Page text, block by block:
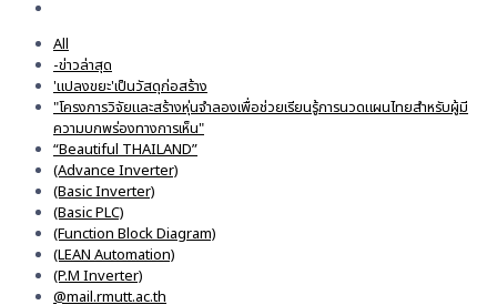
All
-ข่าวล่าสุด
'แปลงขยะ'เป็นวัสดุก่อสร้าง
"โครงการวิจัยและสร้างหุ่นจำลองเพื่อช่วยเรียนรู้การนวดแผนไทยสำหรับผู้มี
ความบกพร่องทางการเห็น"
“Beautiful THAILAND”
(Advance Inverter)
(Basic Inverter)
(Basic PLC)
(Function Block Diagram)
(LEAN Automation)
(P.M Inverter)
@mail.rmutt.ac.th